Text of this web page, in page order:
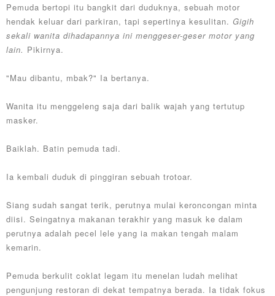
Pemuda bertopi itu bangkit dari duduknya, sebuah motor
hendak keluar dari parkiran, tapi sepertinya kesulitan. Gigih
sekali wanita dihadapannya ini menggeser-geser motor yang
lain. Pikirnya.
"Mau dibantu, mbak?" Ia bertanya.
Wanita itu menggeleng saja dari balik wajah yang tertutup
masker.
Baiklah. Batin pemuda tadi.
Ia kembali duduk di pinggiran sebuah trotoar.
Siang sudah sangat terik, perutnya mulai keroncongan minta
diisi. Seingatnya makanan terakhir yang masuk ke dalam
perutnya adalah pecel lele yang ia makan tengah malam
kemarin.
Pemuda berkulit coklat legam itu menelan ludah melihat
pengunjung restoran di dekat tempatnya berada. Ia tidak fokus